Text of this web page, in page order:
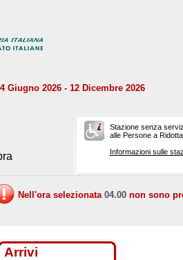
Giugno 2026 - 12 Dicembre 2026
Stazione senza
alle Persone a
Informazioni sulle
Nell'ora selezionata 04.00 non sono
Arrivi